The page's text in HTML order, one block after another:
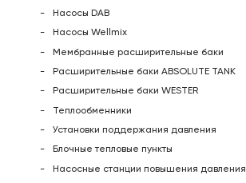
Насосы DAB
Насосы Wellmix
Мембранные расширительные баки
Расширительные баки ABSOLUTE TANK
Расширительные баки WESTER
Теплообменники
Установки поддержания давления
Блочные тепловые пункты
Насосные станции повышения давления